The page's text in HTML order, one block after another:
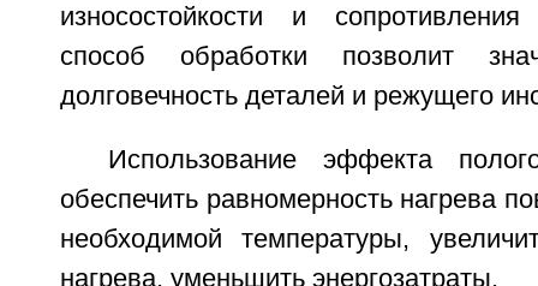
износостойкости и
способ обработки позволит
долговечность деталей и режущего
Использование эффекта
обеспечить равномерность нагрева
необходимой температуры,
нагрева, уменьшить энергозатраты.